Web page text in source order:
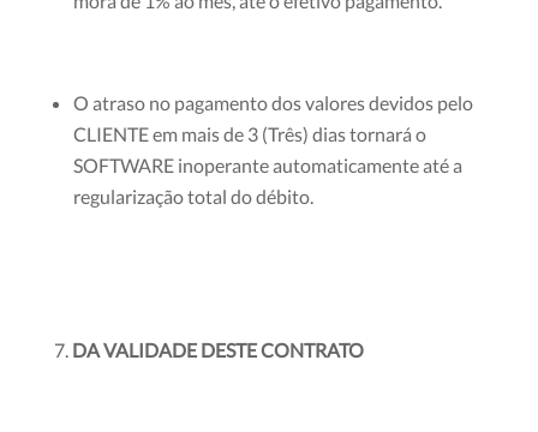
O atraso no pagamento dos valores devidos pelo
CLIENTE em mais de 3 (Três) dias tornará o
SOFTWARE inoperante automaticamente até a
regularização total do débito.
DA VALIDADE DESTE CONTRATO